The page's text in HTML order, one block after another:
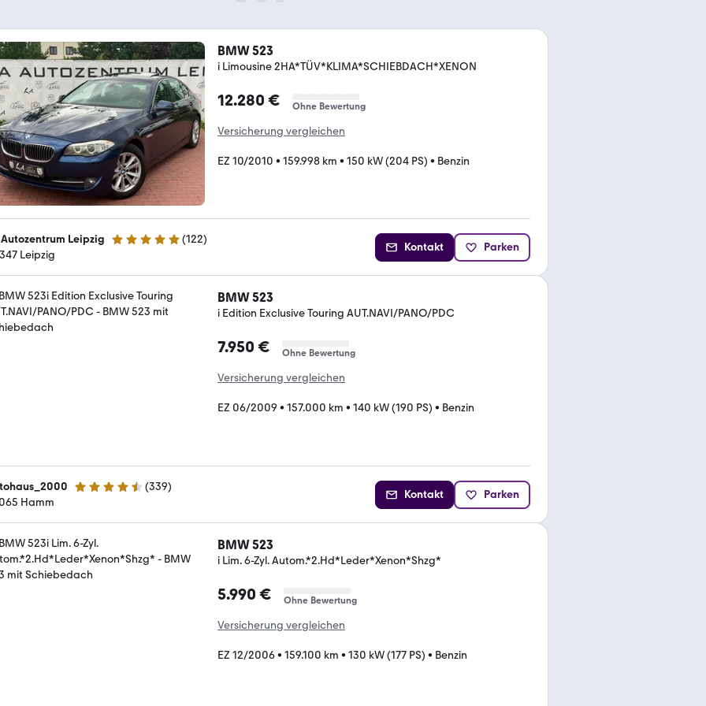
BMW 523
i Limousine 2HA*TÜV*KLIMA*SCHIEBDACH*XENON
12.280 € Ohne Bewertung
Versicherung vergleichen
EZ 10/2010 • 159.998 km • 150 kW (204 PS) • Benzin
Autozentrum Leipzig 4.8 Sterne (122)
Leipzig
Kontakt Parken
BMW 523
i Edition Exclusive Touring AUT.NAVI/PANO/PDC
7.950 € Ohne Bewertung
Versicherung vergleichen
EZ 06/2009 • 157.000 km • 140 kW (190 PS) • Benzin
4.6 Sterne (339)
Hamm
Kontakt Parken
BMW 523
i Lim. 6-Zyl. Autom.*2.Hd*Leder*Xenon*Shzg*
5.990 € Ohne Bewertung
Versicherung vergleichen
EZ 12/2006• 159.100 km • 130 kW (177 PS) • Benzin